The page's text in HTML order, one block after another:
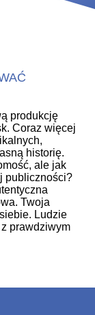
produkcję
Coraz więcej
historię.
ale jak
publiczności?
Twoja
Ludzie
prawdziwym